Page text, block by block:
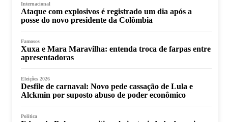
Internacional
Ataque com explosivos é registrado um dia após a
posse do novo presidente da Colômbia
Famosos
Xuxa e Mara Maravilha: entenda troca de farpas entre
apresentadoras
Eleições 2026
Desfile de carnaval: Novo pede cassação de Lula e
Alckmin por suposto abuso de poder econômico
Política